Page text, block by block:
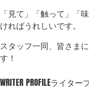
「見て」「触って」「
ければうれしいです。
スタッフ一同、皆さま
す！
WRITER PROFILEライター